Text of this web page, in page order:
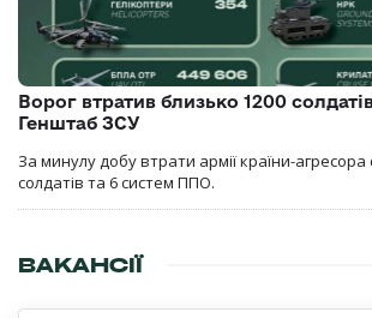
Ворог втратив близько 1200
Генштаб ЗСУ
За минулу добу втрати армії країни-
солдатів та 6 систем ППО.
ВАКАНСІЇ